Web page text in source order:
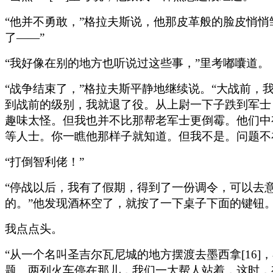
“他并不勇敢，”格拉夫斯说，他那皮革般的脸皮悄
了——”
“我好像在别的地方也听说过这些事，”里考嘟囔道。
“战争结束了，”格拉夫斯平静地继续说。“大战前
到战前的级别，我就退了役。从上尉一下子跌到军
趣味太怪。但我也并不比那帮老军士更倒霉。他们
等人士。你一瞧他那样子就知道。但我不是。问题
“打倒智利佬！”
“停战以后，我有了假期，得到了一份调令，可以
的。”他发现酒杯空了，就按了一下桌子下面的键钮
我点点头。
“从一个名叫圣吉尔瓦尼城的地方摆渡去墨西拿[16]
题。两列火车停在那儿，我们一大帮人站着，这时